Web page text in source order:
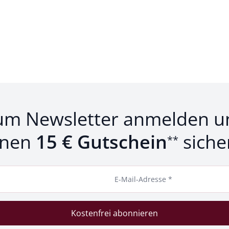
Newsletter anmelden
15 € Gutschein**
E-Mail-Adresse *
Kostenfrei abonnieren